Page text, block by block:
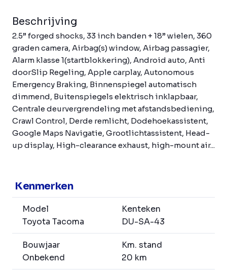
Beschrijving
2.5” forged shocks, 33 inch banden + 18” wielen, 360
graden camera, Airbag(s) window, Airbag passagier,
Alarm klasse 1(startblokkering), Android auto, Anti
doorSlip Regeling, Apple carplay, Autonomous
Emergency Braking, Binnenspiegel automatisch
dimmend, Buitenspiegels elektrisch inklapbaar,
Centrale deurvergrendeling met afstandsbediening,
Crawl Control, Derde remlicht, Dodehoekassistent,
Google Maps Navigatie, Grootlichtassistent, Head-
up display, High-clearance exhaust, high-mount air...
Kenmerken
Model
Toyota Tacoma
Kenteken
DU-SA-43
Bouwjaar
Onbekend
Km. stand
20 km